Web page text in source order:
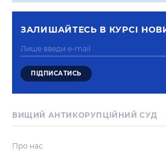
ЗАЛИШАЙТЕСЬ В КУРСI
ВИЩИЙ АНТИКОРУПЦІЙНИЙ СУД
Про нас